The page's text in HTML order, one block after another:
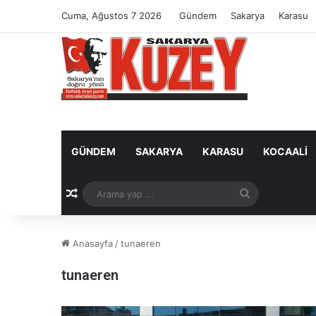
Cuma, Ağustos 7 2026 Gündem Sakarya Karasu
GÜNDEM SAKARYA KARASU KOCAALI
Rastgele Makale
yap
Anasayfa /tunaeren
tunaeren